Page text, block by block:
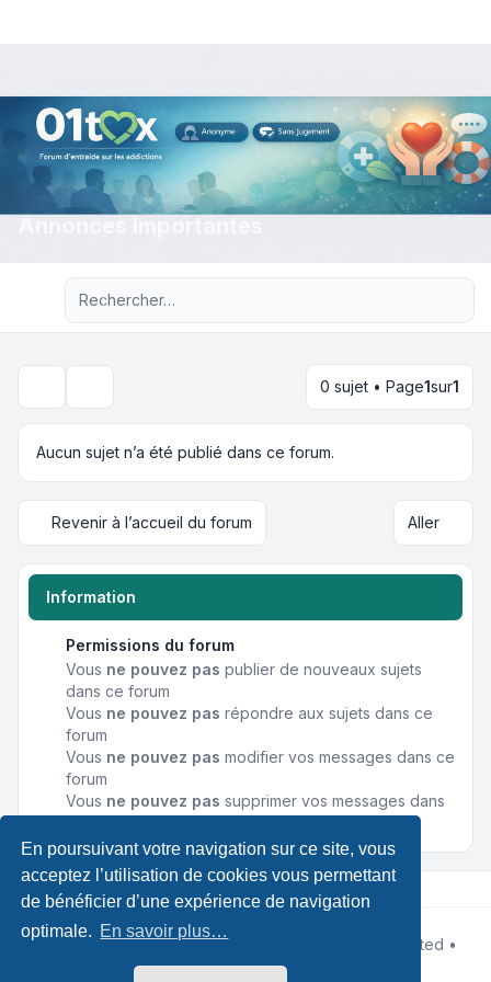
En poursuivant votre navigation sur ce site, vous
acceptez l’utilisation de cookies vous permettant
de bénéficier d’une expérience de navigation
optimale. En savoir plus…
Recherche avancée
0 sujet • Page1sur1
Aucun sujet n’a été publié dans ce forum.
Revenir à l’accueil du forum Aller
Information
Permissions du forum
Vous ne pouvez pas publier de nouveaux sujets
dans ce forum
Vous ne pouvez pas répondre aux sujets dans ce
forum
Vous ne pouvez pas modifier vos messages dans ce
forum
Vous ne pouvez pas supprimer vos messages dans
Développé parphpBB® Forum Software © phpBB Limited •
Leenoz